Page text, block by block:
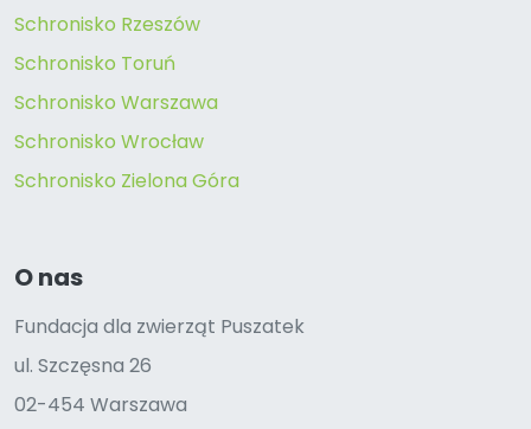
Schronisko Rzeszów
Schronisko Toruń
Schronisko Warszawa
Schronisko Wrocław
Schronisko Zielona Góra
O nas
Fundacja dla zwierząt Puszatek
ul. Szczęsna 26
02-454 Warszawa